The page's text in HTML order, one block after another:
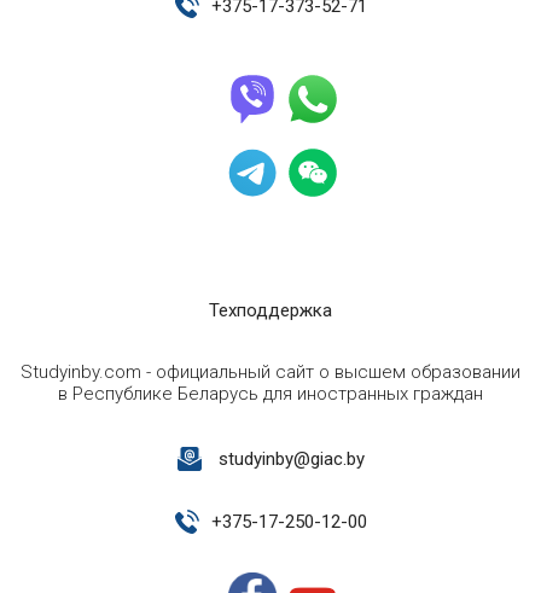
+375-17-373-52-71
Техподдержка
Studyinby.com - официальный сайт о высшем образовании
в Республике Беларусь для иностранных граждан
studyinby@giac.by
+375-17-250-12-00